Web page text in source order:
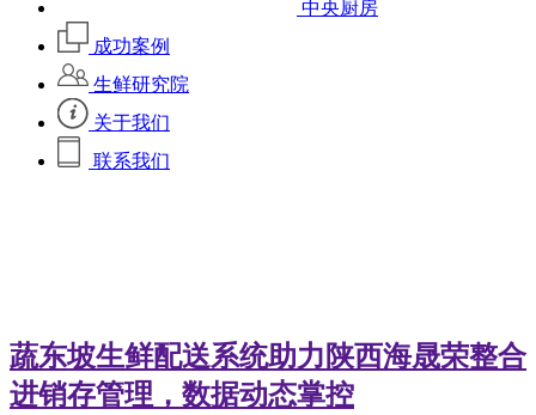
中央厨房
成功案例
生鲜研究院
关于我们
联系我们
蔬东坡生鲜配送系统助力陕西海晟荣整合
进销存管理，数据动态掌控